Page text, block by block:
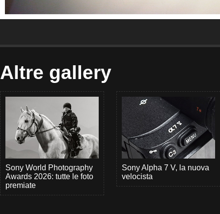
Altre gallery
Sony World Photography
Awards 2026: tutte le foto
premiate
Sony Alpha 7 V, la nuova
velocista